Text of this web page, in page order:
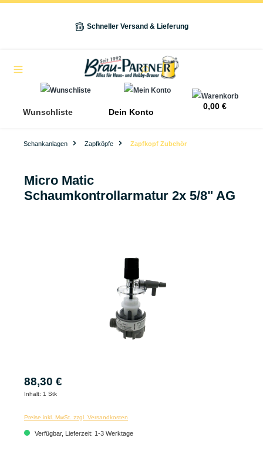
Schneller Versand & Lieferung
Wunschliste Dein Konto
0,00 €
Schankanlagen Zapfköpfe Zapfkopf Zubehör
Micro Matic
Schaumkontrollarmatur 2x 5/8" AG
88,30 €
Inhalt: 1 Stk
Preise inkl. MwSt. zzgl. Versandkosten
Verfügbar, Lieferzeit: 1-3 Werktage